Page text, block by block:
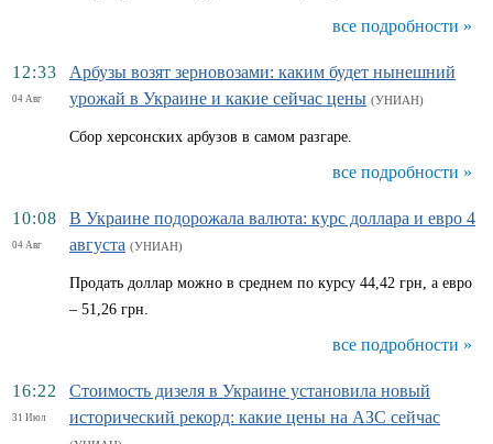
все подробности »
12:33
04 Авг
Арбузы возят зерновозами: каким будет нынешний
урожай в Украине и какие сейчас цены (УНИАН)
Сбор херсонских арбузов в самом разгаре.
все подробности »
10:08
04 Авг
В Украине подорожала валюта: курс доллара и евро 4
августа (УНИАН)
Продать доллар можно в среднем по курсу 44,42 грн, а евро
– 51,26 грн.
все подробности »
16:22
31 Июл
Стоимость дизеля в Украине установила новый
исторический рекорд: какие цены на АЗС сейчас